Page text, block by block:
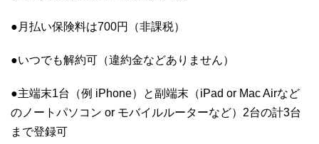
●月払い保険料は700円（非課税）
●いつでも解約可（違約金などありません）
●主端末1台（例 iPhone）と副端末（iPad or Mac Airなど
のノートパソコン or モバイルルーターなど）2台の計3台
まで登録可